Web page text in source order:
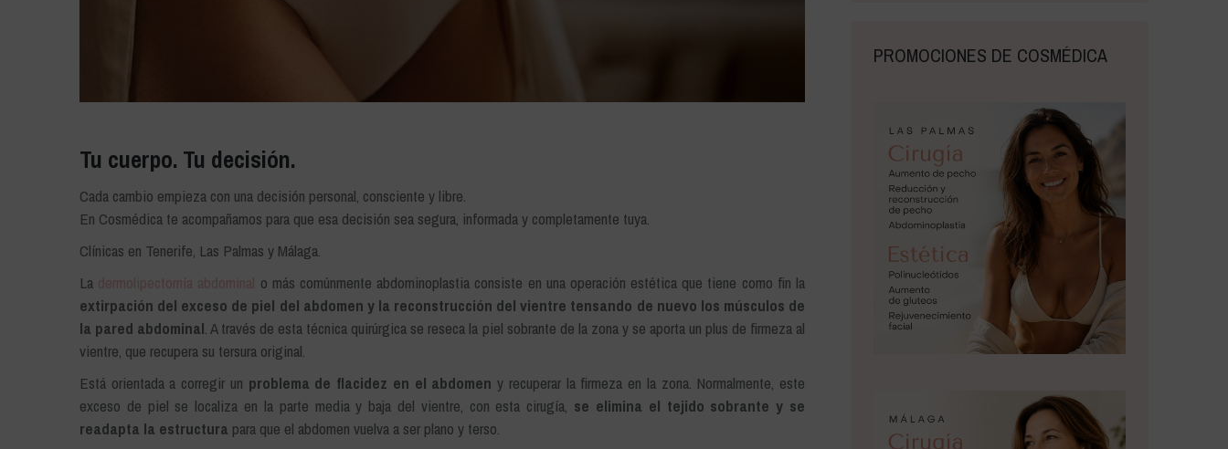
Tu cuerpo. Tu decisión.
Cada cambio empieza con una decisión personal, consciente y libre.
En Cosmédica te acompañamos para que esa decisión sea segura, informada y completamente tuya.
Clínicas en Tenerife, Las Palmas y Málaga.
La
o más comúnmente abdominoplastia consiste en una operación estética que tiene como fin la
extirpación del exceso de piel del abdomen y la reconstrucción del vientre tensando de nuevo los músculos de
la pared abdominal. A través de esta técnica quirúrgica se reseca la piel sobrante de la zona y se aporta un plus de firmeza al
vientre, que recupera su tersura original.
Está orientada a corregir un problema de flacidez en el abdomen y recuperar la firmeza en la zona. Normalmente, este
exceso de piel se localiza en la parte media y baja del vientre, con esta cirugía, se elimina el tejido sobrante y se
readapta la estructura para que el abdomen vuelva a ser plano y terso.
PROMOCIONES DE COSMÉDICA